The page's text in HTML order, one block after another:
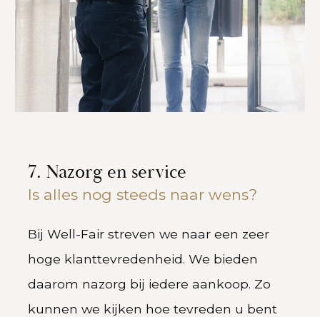
7. Nazorg en service
Is alles nog steeds naar wens?
Bij Well-Fair streven we naar een zeer
hoge klanttevredenheid. We bieden
daarom nazorg bij iedere aankoop. Zo
kunnen we kijken hoe tevreden u bent